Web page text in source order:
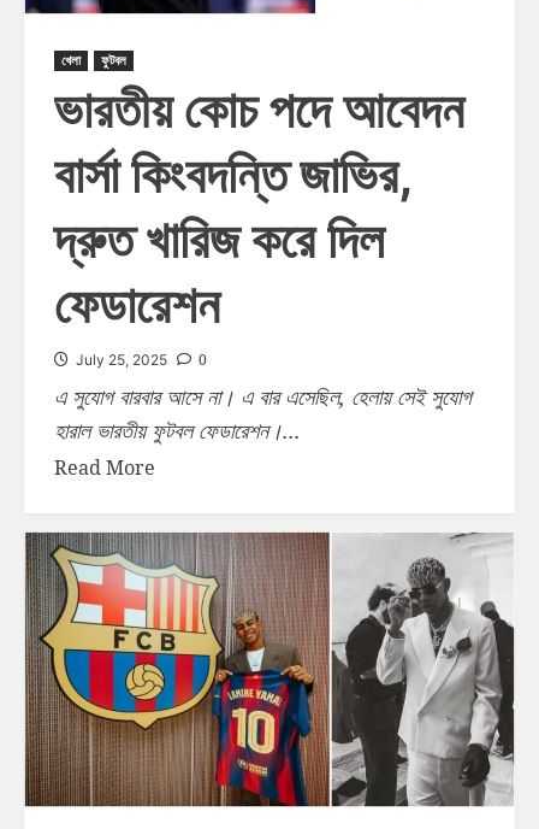
খেলা ফুটবল
ভারতীয় কোচ পদে আবেদন
বার্সা কিংবদন্তি জাভির,
দ্রুত খারিজ করে দিল
ফেডারেশন
July 25, 2025 0
এ সুযোগ বারবার আসে না। এ বার এসেছিল, হেলায় সেই সুযোগ
হারাল ভারতীয় ফুটবল ফেডারেশন।...
Read More